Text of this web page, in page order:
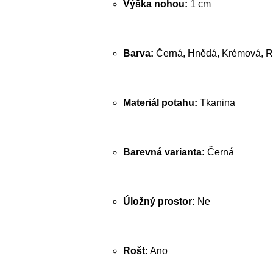
Výška nohou: 1 cm
Barva: Černá, Hnědá, Krémová,
Materiál potahu: Tkanina
Barevná varianta: Černá
Úložný prostor: Ne
Rošt: Ano